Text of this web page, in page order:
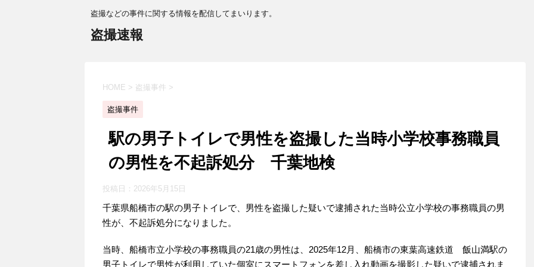
盗撮などの事件に関する情報を配信してまいります。
盗撮速報
HOME > 盗撮事件 >
盗撮事件
駅の男子トイレで男性を盗撮した当時小学校事務職員
の男性を不起訴処分 千葉地検
投稿日： 2026年5月15日
千葉県船橋市の駅の男子トイレで、男性を盗撮した疑いで逮捕された当時公立小学校の事務職員の男
性が、不起訴処分になりました。
当時、船橋市立小学校の事務職員の21歳の男性は、2025年12月、船橋市の東葉高速鉄道 飯山満駅の
男子トイレで男性が利用していた個室にスマートフォンを差し入れ動画を撮影した疑いで逮捕されま